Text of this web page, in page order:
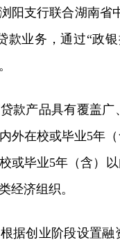
阳支行联合湖南省
款业务，通过“政
款产品具有覆盖
外在校或毕业5年
或毕业5年（含）
经济组织。
据创业阶段设置